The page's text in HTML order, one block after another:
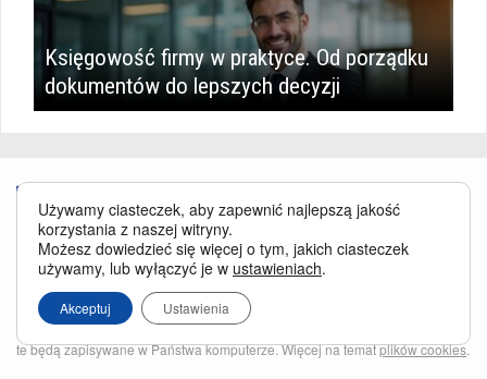
Księgowość firmy w praktyce. Od porządku
dokumentów do lepszych decyzji
Serwis BusinessTraveller.pl wykorzystuje pliki cookies
technologie o analogicznym charakterze, przede wszystkim w celu
zapewnienia Państwu najlepszej jakości oferowanych usług, a ponadto w
celach statystycznych i reklamowych. Korzystanie z serwisu oznacza, że pliki
te będą zapisywane w Państwa komputerze. Więcej na tematplików cookies.
Używamy ciasteczek, aby zapewnić najlepszą jakość
korzystania z naszej witryny.
Możesz dowiedzieć się więcej o tym, jakich ciasteczek
używamy, lub wyłączyć je w ustawieniach.
Akceptuj Ustawienia